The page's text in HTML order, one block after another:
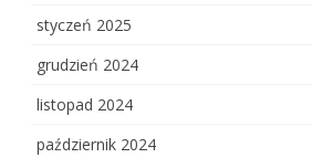
styczeń 2025
grudzień 2024
listopad 2024
październik 2024